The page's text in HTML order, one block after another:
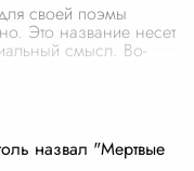
своей поэмы
Это название несет
смысл. Во-
назвал "Мертвые